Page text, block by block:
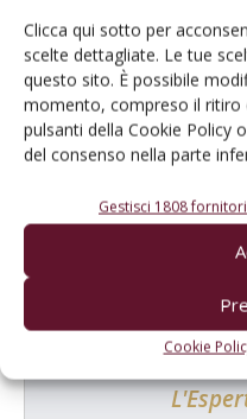
Clicca qui sotto per
scelte dettagliate. Le tue
questo sito. È possibile
momento, compreso il ritiro
pulsanti della Cookie Policy
del consenso nella parte
Gestisci 1808 fornitori
Cookie
Catalogo